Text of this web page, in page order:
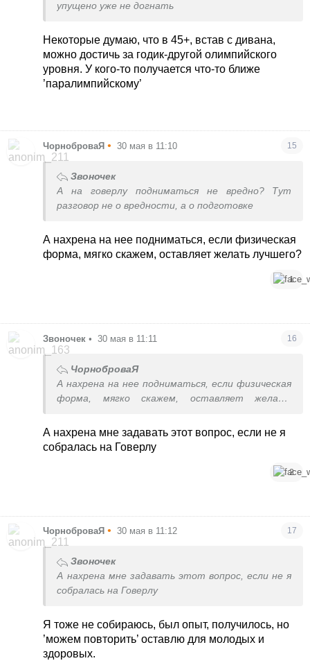
упущено уже не догнать
Некоторые думаю, что в 45+, встав с дивана,
можно достичь за годик-другой олимпийского
уровня. У кого-то получается что-то ближе
’паралимпийскому’
ЧорноброваЯ • 30 мая в 11:10 15
Звоночек
А на говерлу подниматься не вредно? Тут
разговор не о вредности, а о подготовке
А нахрена на нее подниматься, если физическая
форма, мягко скажем, оставляет желать лучшего?
1
Звоночек • 30 мая в 11:11 16
ЧорноброваЯ
А нахрена на нее подниматься, если физическая
форма, мягко скажем, оставляет желать
А нахрена мне задавать этот вопрос, если не я
собралась на Говерлу
2
ЧорноброваЯ • 30 мая в 11:12 17
Звоночек
А нахрена мне задавать этот вопрос, если не я
собралась на Говерлу
Я тоже не собираюсь, был опыт, получилось, но
’можем повторить’ оставлю для молодых и
здоровых.